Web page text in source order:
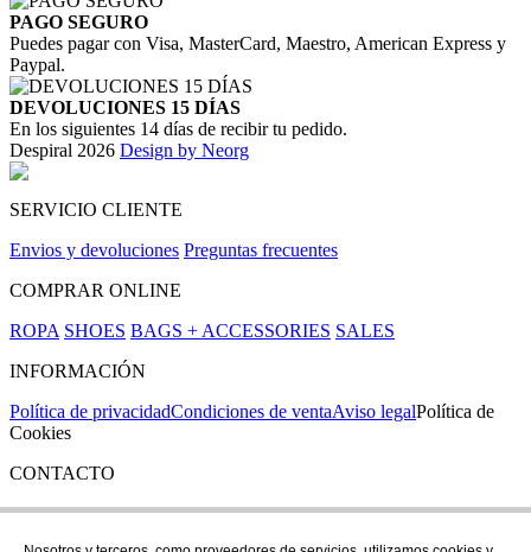
PAGO SEGURO
Puedes pagar con Visa, MasterCard, Maestro, American Express y
Paypal.
DEVOLUCIONES 15 DÍAS
En los siguientes 14 días de recibir tu pedido.
Despiral 2026 Design by Neorg
SERVICIO CLIENTE
Envios y devoluciones Preguntas frecuentes
COMPRAR ONLINE
ROPA SHOES BAGS + ACCESSORIES SALES
INFORMACIÓN
Política de privacidadCondiciones de ventaAviso legalPolítica de
Cookies
CONTACTO
Si tienes cualquier duda puedes contactar con nosotros en nuestra